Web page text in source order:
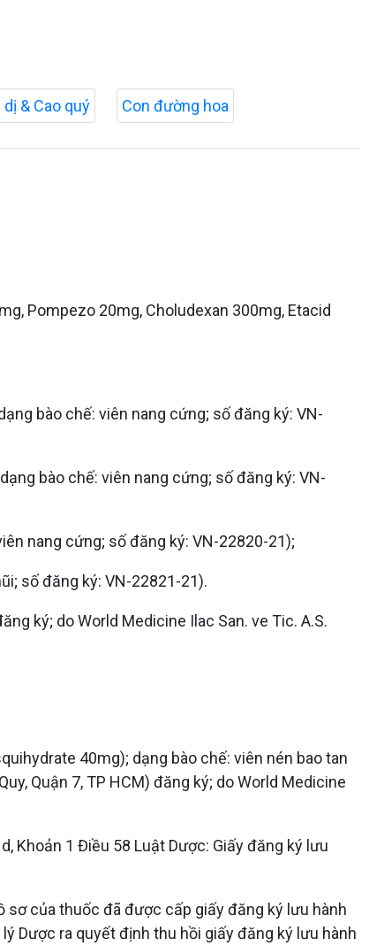
dị & Cao quý Con đường hoa
Pompezo 20mg, Choludexan 300mg, Etacid
bào chế: viên nang cứng; số đăng ký: VN-
bào chế: viên nang cứng; số đăng ký: VN-
nang cứng; số đăng ký: VN-22820-21);
số đăng ký: VN-22821-21).
ký; do World Medicine Ilac San. ve Tic. A.S.
40mg); dạng bào chế: viên nén bao tan
Quận 7, TP HCM) đăng ký; do World Medicine
Khoản 1 Điều 58 Luật Dược: Giấy đăng ký lưu
sơ của thuốc đã được cấp giấy đăng ký lưu hành
Dược ra quyết định thu hồi giấy đăng ký lưu hành